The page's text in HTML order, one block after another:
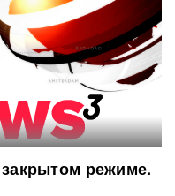
режиме.